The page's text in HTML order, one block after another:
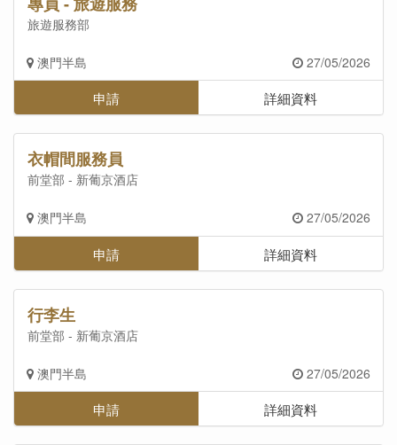
旅遊服務部
澳門半島 27/05/2026
申請 詳細資料
衣帽間服務員
前堂部 - 新葡京酒店
澳門半島 27/05/2026
申請 詳細資料
行李生
前堂部 - 新葡京酒店
澳門半島 27/05/2026
申請 詳細資料